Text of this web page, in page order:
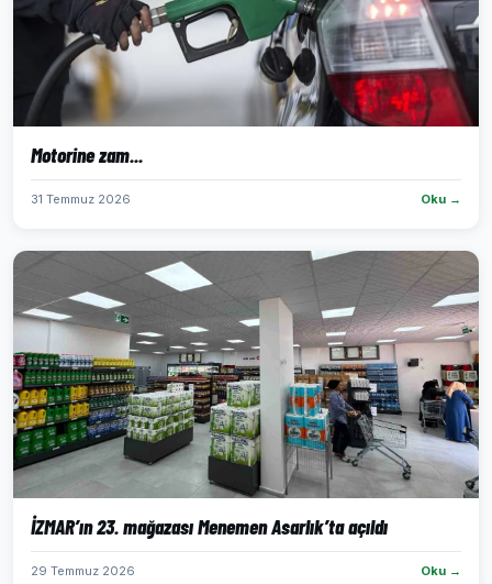
Motorine zam...
31 Temmuz 2026 Oku →
İZMAR’ın 23. mağazası Menemen Asarlık’ta açıldı
29 Temmuz 2026 Oku →